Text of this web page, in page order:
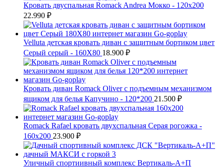
Кровать двуспальная Romack Andrea Мокко - 120x200
22.990 ₽
Velluta детская кровать диван с защитным бортиком цвет
Серый серый - 160Х80 18.900 ₽
Кровать диван Romack Oliver с подъемным механизмом
ящиком для белья Капучино - 120*200 21.500 ₽
Romack Rafael кровать двухспальная Серая рогожка -
160x200 23.900 ₽
Уличный спортиивный комплекс Вертикаль-А+П